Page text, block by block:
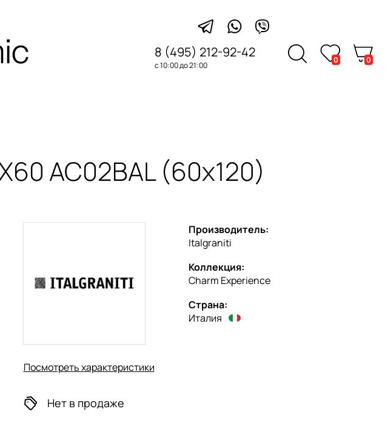
8 (495) 212-92-42
с 10:00 до 21:00
0 0
AC02BAL (60x120)
Производитель:
Italgraniti
Коллекция:
Charm Experience
Страна:
Италия
Посмотреть характеристики
Нет в продаже